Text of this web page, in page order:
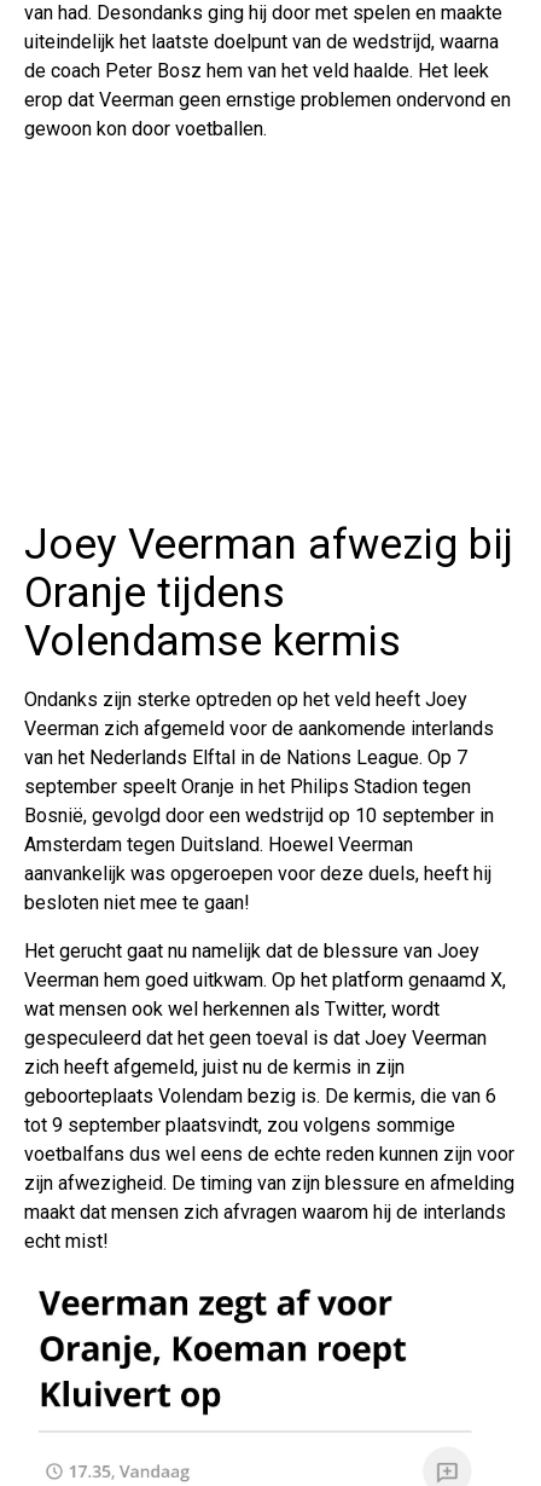
van had. Desondanks ging hij door met spelen en maakte
uiteindelijk het laatste doelpunt van de wedstrijd, waarna
de coach Peter Bosz hem van het veld haalde. Het leek
erop dat Veerman geen ernstige problemen ondervond en
gewoon kon door voetballen.
Joey Veerman afwezig bij
Oranje tijdens
Volendamse kermis
Ondanks zijn sterke optreden op het veld heeft Joey
Veerman zich afgemeld voor de aankomende interlands
van het Nederlands Elftal in de Nations League. Op 7
september speelt Oranje in het Philips Stadion tegen
Bosnië, gevolgd door een wedstrijd op 10 september in
Amsterdam tegen Duitsland. Hoewel Veerman
aanvankelijk was opgeroepen voor deze duels, heeft hij
besloten niet mee te gaan!
Het gerucht gaat nu namelijk dat de blessure van Joey
Veerman hem goed uitkwam. Op het platform genaamd X,
wat mensen ook wel herkennen als Twitter, wordt
gespeculeerd dat het geen toeval is dat Joey Veerman
zich heeft afgemeld, juist nu de kermis in zijn
geboorteplaats Volendam bezig is. De kermis, die van 6
tot 9 september plaatsvindt, zou volgens sommige
voetbalfans dus wel eens de echte reden kunnen zijn voor
zijn afwezigheid. De timing van zijn blessure en afmelding
maakt dat mensen zich afvragen waarom hij de interlands
echt mist!